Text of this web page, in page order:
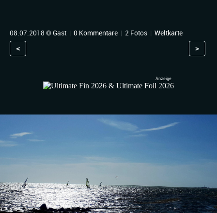
08.07.2018 © Gast | 0 Kommentare | 2 Fotos | Weltkarte
< >